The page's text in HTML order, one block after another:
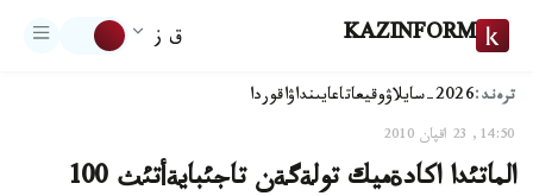
KAZINFORM ق ز
ترەند:2026-سايلاۋ وقيعاتاعايىنداۋاقوردا
14:50, 23 اقپان 2010
الماتئدا اكادةميك تولةگةن تاجئبايةأتئث 100